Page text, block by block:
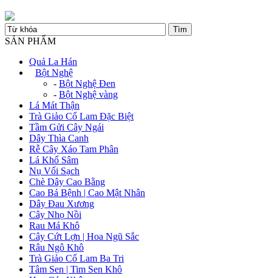
SẢN PHẨM
Quả La Hán
Bột Nghệ
- Bột Nghệ Đen
- Bột Nghệ vàng
Lá Mát Thận
Trà Giảo Cổ Lam Đặc Biệt
Tầm Gửi Cây Ngái
Dây Thìa Canh
Rễ Cây Xáo Tam Phân
Lá Khổ Sâm
Nụ Vối Sạch
Chè Dây Cao Bằng
Cao Bá Bệnh | Cao Mật Nhân
Dây Đau Xương
Cây Nhọ Nồi
Rau Má Khô
Cây Cứt Lợn | Hoa Ngũ Sắc
Râu Ngô Khô
Trà Giảo Cổ Lam Ba Tri
Tâm Sen | Tim Sen Khô